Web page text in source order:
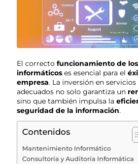
El correcto funcionamiento de
informáticoses esencial para el
empresa. La inversión en
adecuados no solo garantiza un
sino que también impulsa la
seguridad de la información.
Contenidos
Mantenimiento Informático
Consultoría y Auditoría Informática